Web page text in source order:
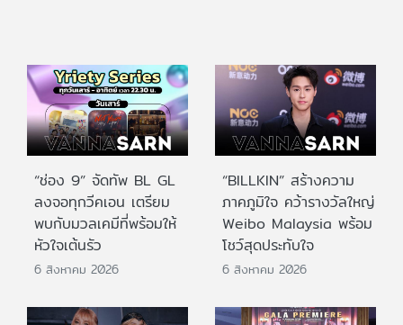
“ช่อง 9” จัดทัพ BL GL
ลงจอทุกวีคเอน เตรียม
พบกับมวลเคมีที่พร้อมให้
หัวใจเต้นรัว
6 สิงหาคม 2026
“BILLKIN” สร้างความ
ภาคภูมิใจ คว้ารางวัลใหญ่
Weibo Malaysia พร้อม
โชว์สุดประทับใจ
6 สิงหาคม 2026